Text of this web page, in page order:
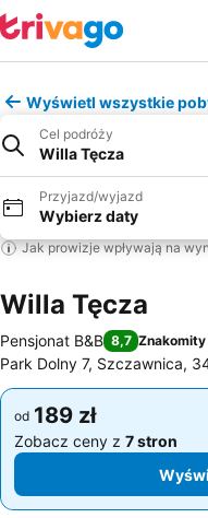
Wyświetl wszystkie
Cel podróży
Willa Tęcza
Przyjazd/wyjazd
Wybierz daty
Jak prowizje wpływają na
Willa Tęcza
Pensjonat B&B 8,7 Znakomity
Park Dolny 7, Szczawnica,
od 189 zł
Zobacz ceny z 7 stron
od 189 zł
Zobacz ceny z 7 stron